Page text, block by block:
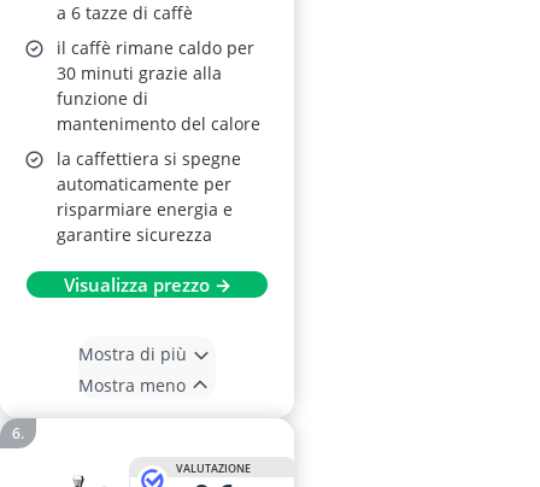
a 6 tazze di caffè
il caffè rimane caldo per
30 minuti grazie alla
funzione di
mantenimento del calore
la caffettiera si spegne
automaticamente per
risparmiare energia e
garantire sicurezza
Visualizza prezzo →
Mostra di più
Mostra meno
VALUTAZIONE